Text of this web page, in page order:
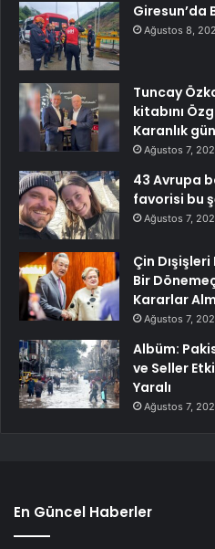
Giresun’da
Ağustos 8,
Tuncay
kitabını
Karanlık
Ağustos 7,
43 Avrupa
favorisi bu
Ağustos 7,
Çin
Bir
Kararlar
Ağustos 7,
Albüm:
ve Seller
Yaralı
Ağustos 7,
En Güncel Haberler